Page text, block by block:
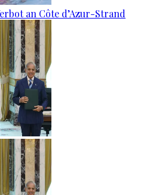
an Côte d’Azur-Strand